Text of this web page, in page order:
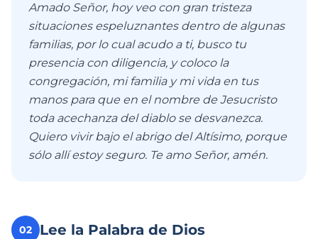
Amado Señor, hoy veo con gran tristeza
situaciones espeluznantes dentro de algunas
familias, por lo cual acudo a ti, busco tu
presencia con diligencia, y coloco la
congregación, mi familia y mi vida en tus
manos para que en el nombre de Jesucristo
toda acechanza del diablo se desvanezca.
Quiero vivir bajo el abrigo del Altísimo, porque
sólo allí estoy seguro. Te amo Señor, amén.
02 Lee la Palabra de Dios